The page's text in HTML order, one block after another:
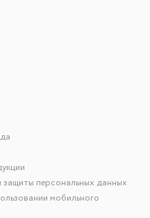
персональных данных
мобильного